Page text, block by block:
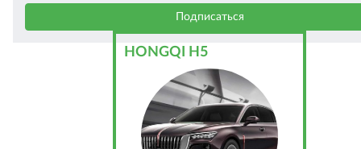
HONGQI H5